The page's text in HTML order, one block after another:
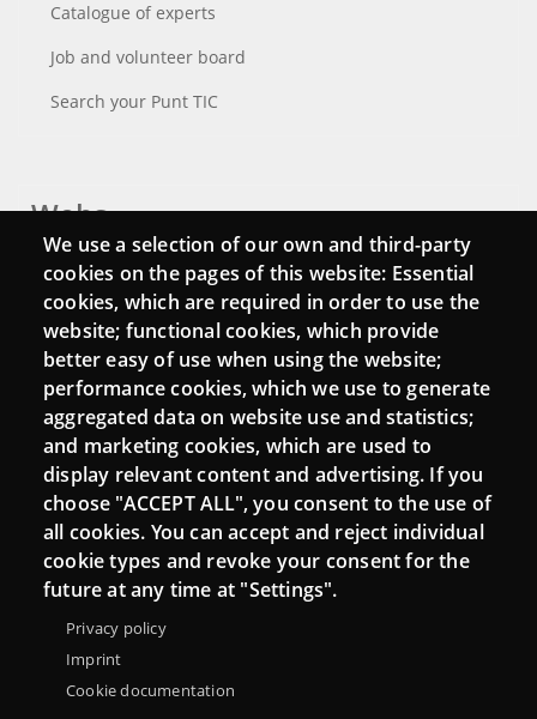
Catalogue of experts
Job and volunteer board
Search your Punt TIC
Webs
Login
Mattermost Punt TIC
Moodle CampusLab
Connect
Contact
Newsletters
We use a selection of our own and third-party
cookies on the pages of this website: Essential
cookies, which are required in order to use the
website; functional cookies, which provide
better easy of use when using the website;
performance cookies, which we use to generate
aggregated data on website use and statistics;
and marketing cookies, which are used to
display relevant content and advertising. If you
choose "ACCEPT ALL", you consent to the use of
all cookies. You can accept and reject individual
cookie types and revoke your consent for the
future at any time at "Settings".
Privacy policy
Imprint
Cookie documentation